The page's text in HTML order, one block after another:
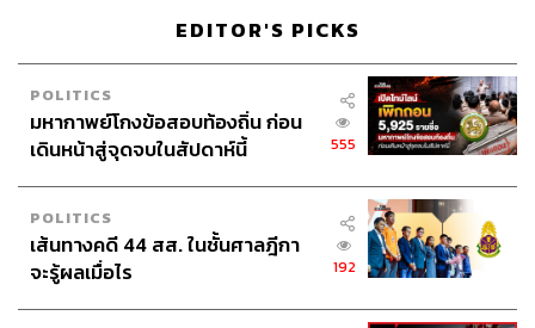
EDITOR'S PICKS
POLITICS
มหากาพย์โกงข้อสอบท้องถิ่น ก่อน
เดินหน้าสู่จุดจบในสัปดาห์นี้
555
POLITICS
เส้นทางคดี 44 สส. ในชั้นศาลฎีกา
จะรู้ผลเมื่อไร
192